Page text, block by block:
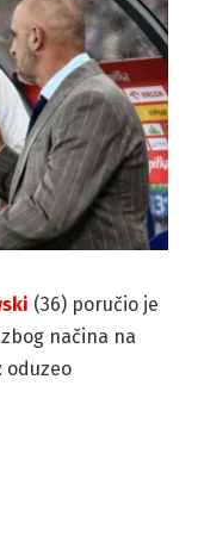
(36) poručio je
načina na
oduzeo